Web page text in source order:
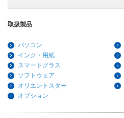
取扱製品
パソコン
インク・用紙
スマートグラス
ソフトウェア
オリエントスター
オプション